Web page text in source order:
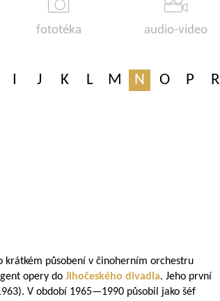
fototéka audio-video
I J K L M N O P R
krátkém působení v činoherním orchestru
opery do Jihočeského divadla. Jeho první
V období 1965—1990 působil jako šéf